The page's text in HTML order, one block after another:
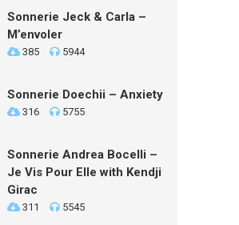
Sonnerie Jeck & Carla –
M’envoler
385 5944
Sonnerie Doechii – Anxiety
316 5755
Sonnerie Andrea Bocelli –
Je Vis Pour Elle with Kendji
Girac
311 5545